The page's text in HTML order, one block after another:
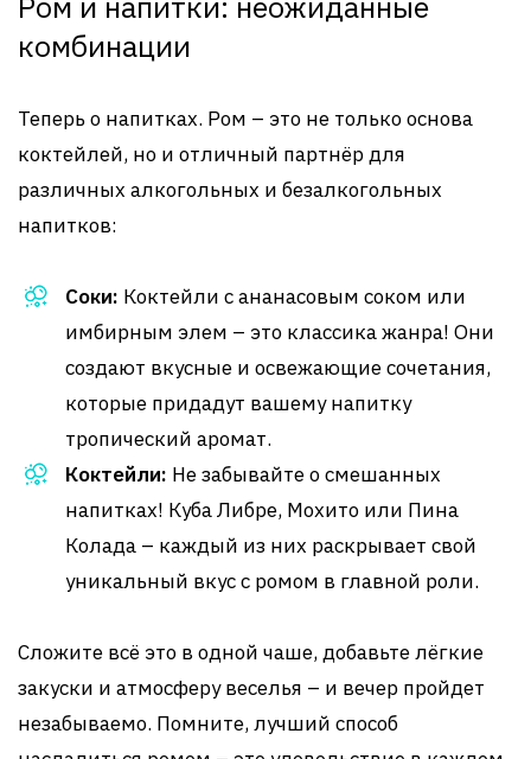
комбинации
Теперь о напитках. Ром – это не только основа
коктейлей, но и отличный партнёр для
различных алкогольных и безалкогольных
напитков:
Соки: Коктейли с ананасовым соком или
имбирным элем – это классика жанра! Они
создают вкусные и освежающие сочетания,
которые придадут вашему напитку
тропический аромат.
Коктейли: Не забывайте о смешанных
напитках! Куба Либре, Мохито или Пина
Колада – каждый из них раскрывает свой
уникальный вкус с ромом в главной роли.
Сложите всё это в одной чаше, добавьте лёгкие
закуски и атмосферу веселья – и вечер пройдет
незабываемо. Помните, лучший способ